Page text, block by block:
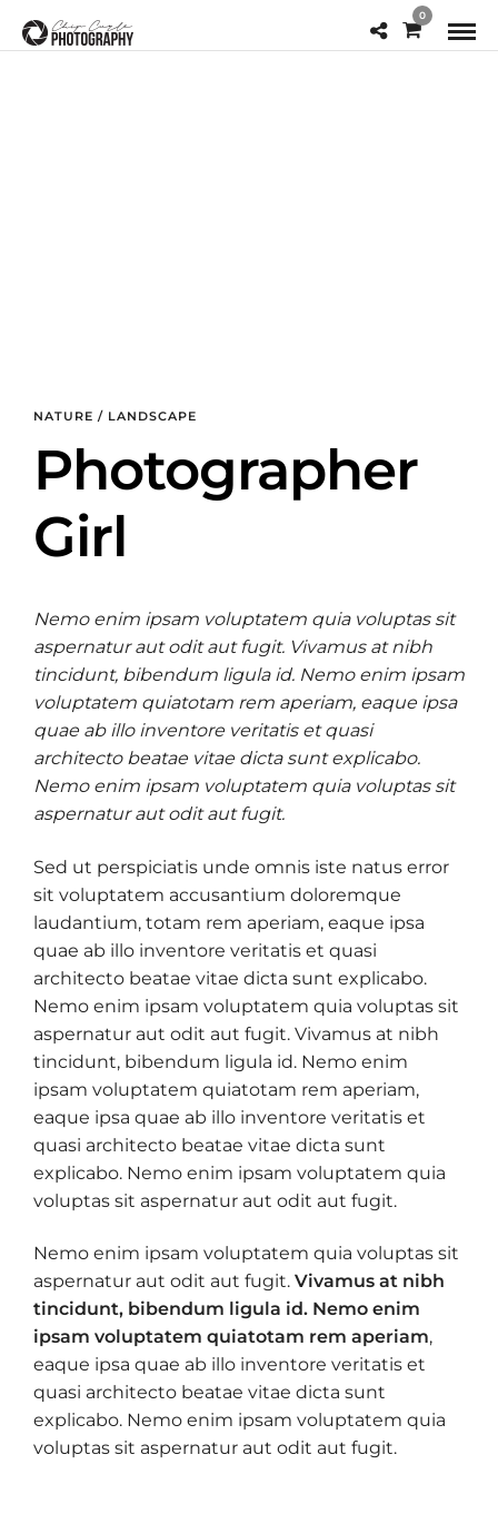
0
NATURE / LANDSCAPE
Photographer
Girl
Nemo enim ipsam voluptatem quia voluptas sit
aspernatur aut odit aut fugit. Vivamus at nibh
tincidunt, bibendum ligula id. Nemo enim ipsam
voluptatem quiatotam rem aperiam, eaque ipsa
quae ab illo inventore veritatis et quasi
architecto beatae vitae dicta sunt explicabo.
Nemo enim ipsam voluptatem quia voluptas sit
aspernatur aut odit aut fugit.
Sed ut perspiciatis unde omnis iste natus error
sit voluptatem accusantium doloremque
laudantium, totam rem aperiam, eaque ipsa
quae ab illo inventore veritatis et quasi
architecto beatae vitae dicta sunt explicabo.
Nemo enim ipsam voluptatem quia voluptas sit
aspernatur aut odit aut fugit. Vivamus at nibh
tincidunt, bibendum ligula id. Nemo enim
ipsam voluptatem quiatotam rem aperiam,
eaque ipsa quae ab illo inventore veritatis et
quasi architecto beatae vitae dicta sunt
explicabo. Nemo enim ipsam voluptatem quia
voluptas sit aspernatur aut odit aut fugit.
Nemo enim ipsam voluptatem quia voluptas sit
aspernatur aut odit aut fugit. Vivamus at nibh
tincidunt, bibendum ligula id. Nemo enim
ipsam voluptatem quiatotam rem aperiam,
eaque ipsa quae ab illo inventore veritatis et
quasi architecto beatae vitae dicta sunt
explicabo. Nemo enim ipsam voluptatem quia
voluptas sit aspernatur aut odit aut fugit.